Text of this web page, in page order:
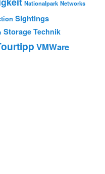
Nationalpark Networks
Sightings
Storage Technik
VMWare